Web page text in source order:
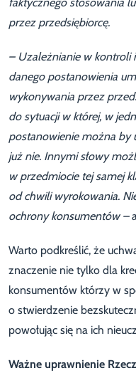
faktycznego stosowania
przez przedsiębiorcę.
– Uzależnianie w kontroli
danego postanowienia
wykonywania przez
do sytuacji w której, w
postanowienie można by
już nie. Innymi słowy
w przedmiocie tej samej
od chwili wyrokowania.
ochrony konsumentów –
Warto podkreślić, że
znaczenie nie tylko dla
konsumentów którzy w
o stwierdzenie
powołując się na ich
Ważne uprawnienie